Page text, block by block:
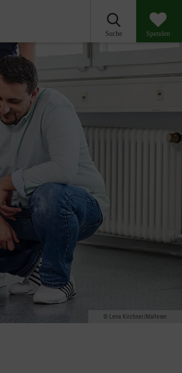
Suche Spenden
Lena Kirchner/Malteser